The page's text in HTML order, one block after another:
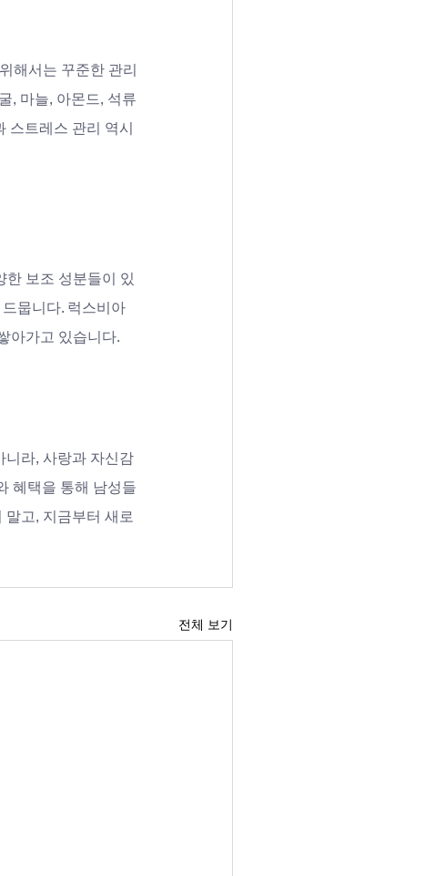
해서는 꾸준한 관리
, 마늘, 아몬드, 석류
스트레스 관리 역시
한 보조 성분들이 있
뭅니다. 럭스비아
아가고 있습니다.
니라, 사랑과 자신감
혜택을 통해 남성들
말고, 지금부터 새로
전체 보기